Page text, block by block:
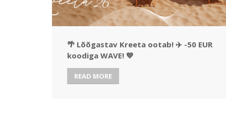
🌴 Lõõgastav Kreeta ootab! ✈️ -50 EUR
koodiga WAVE! 💙
READ MORE